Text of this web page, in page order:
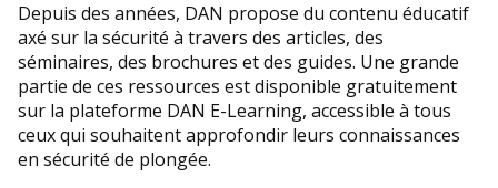
Depuis des années, DAN propose du contenu éducatif
axé sur la sécurité à travers des articles, des
séminaires, des brochures et des guides. Une grande
partie de ces ressources est disponible gratuitement
sur la plateforme DAN E-Learning, accessible à tous
ceux qui souhaitent approfondir leurs connaissances
en sécurité de plongée.